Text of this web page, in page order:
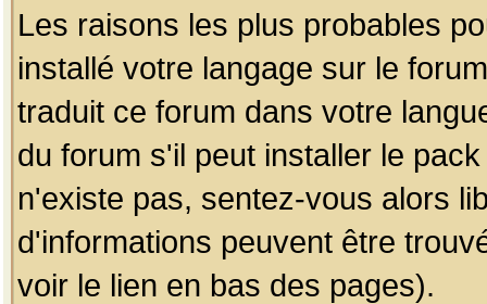
Les raisons les plus probables
installé votre langage sur le
traduit ce forum dans votre
du forum s'il peut installer le
n'existe pas, sentez-vous alors
d'informations peuvent être
voir le lien en bas des pages).